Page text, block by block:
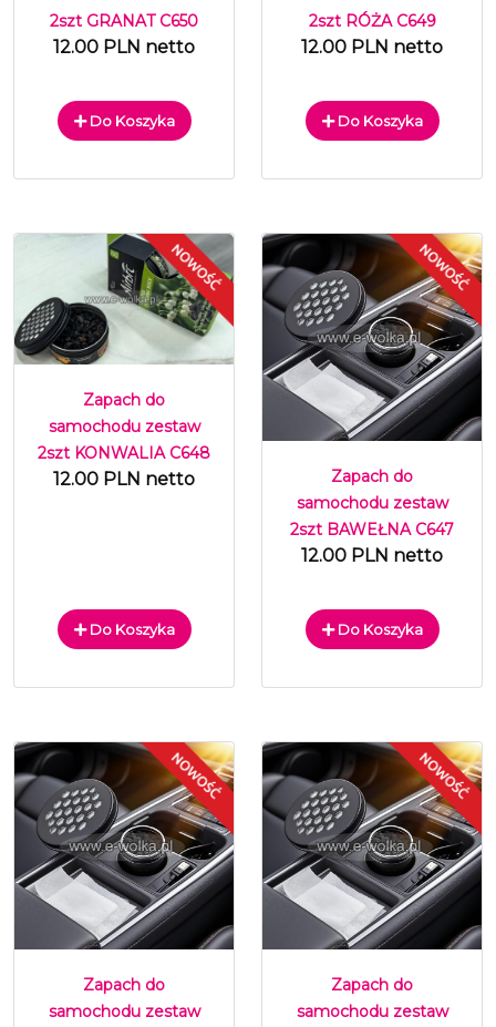
2szt GRANAT C650
12.00 PLN netto
Do Koszyka
2szt RÓŻA C649
12.00 PLN netto
Do Koszyka
Zapach do
samochodu zestaw
2szt KONWALIA C648
12.00 PLN netto
Do Koszyka
Zapach do
samochodu zestaw
2szt BAWEŁNA C647
12.00 PLN netto
Do Koszyka
Zapach do
samochodu zestaw
Zapach do
samochodu zestaw